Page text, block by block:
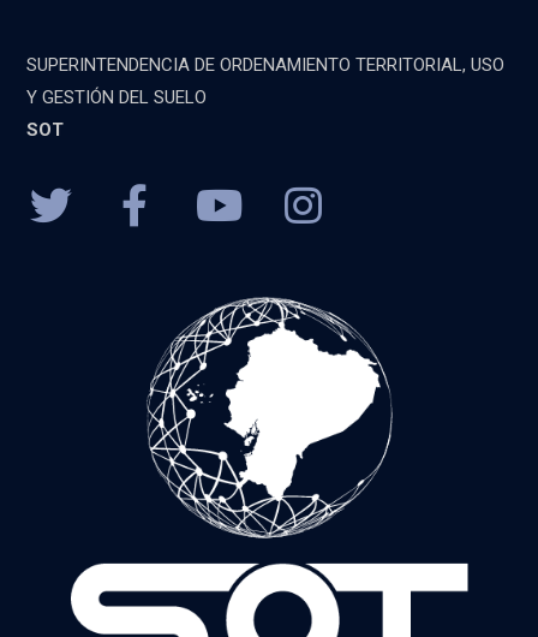
SUPERINTENDENCIA DE ORDENAMIENTO TERRITORIAL, USO
Y GESTIÓN DEL SUELO
SOT